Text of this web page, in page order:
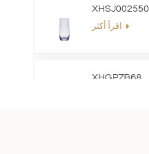
XHSJ002550
XHGPZB68